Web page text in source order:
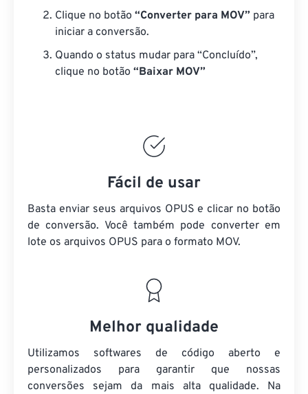
Clique no botão “Converter para MOV” para
iniciar a conversão.
Quando o status mudar para “Concluído”,
clique no botão “Baixar MOV”
Fácil de usar
Basta enviar seus arquivos OPUS e clicar no botão
de conversão. Você também pode converter em
lote os arquivos OPUS para o formato MOV.
Melhor qualidade
Utilizamos softwares de código aberto e
personalizados para garantir que nossas
conversões sejam da mais alta qualidade. Na